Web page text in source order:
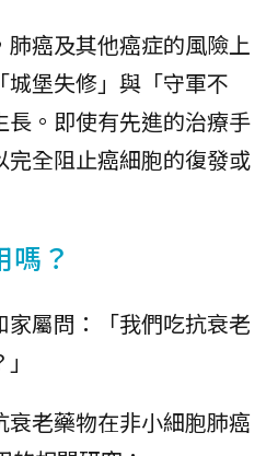
癌及其他癌症的風險上
堡失修」與「守軍不
。即使有先進的治療手
全阻止癌細胞的復發或
嗎？
屬問：「我們吃抗衰老
老藥物在非小細胞肺癌